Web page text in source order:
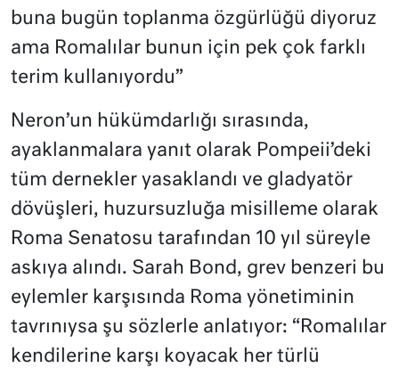
buna bugün toplanma özgürlüğü diyoruz
ama Romalılar bunun için pek çok farklı
terim kullanıyordu”
Neron’un hükümdarlığı sırasında,
ayaklanmalara yanıt olarak Pompeii’deki
tüm dernekler yasaklandı ve gladyatör
dövüşleri, huzursuzluğa misilleme olarak
Roma Senatosu tarafından 10 yıl süreyle
askıya alındı. Sarah Bond, grev benzeri bu
eylemler karşısında Roma yönetiminin
tavrınıysa şu sözlerle anlatıyor: “Romalılar
kendilerine karşı koyacak her türlü